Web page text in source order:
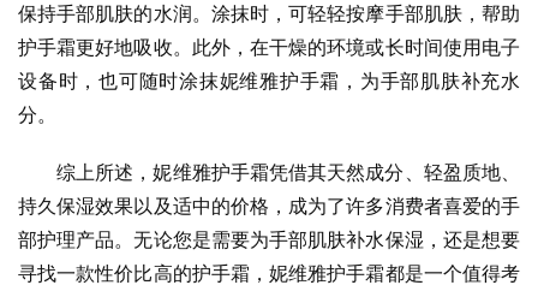
保持手部肌肤的水润。涂抹时，可轻轻按摩手部肌肤，帮助
护手霜更好地吸收。此外，在干燥的环境或长时间使用电子
设备时，也可随时涂抹妮维雅护手霜，为手部肌肤补充水
分。
综上所述，妮维雅护手霜凭借其天然成分、轻盈质地、
持久保湿效果以及适中的价格，成为了许多消费者喜爱的手
部护理产品。无论您是需要为手部肌肤补水保湿，还是想要
寻找一款性价比高的护手霜，妮维雅护手霜都是一个值得考